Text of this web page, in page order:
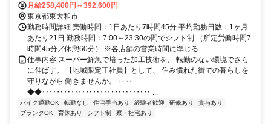
勤OK バイク通勤OK 自転車通勤OK
月給258,400円～392,600円
東京都東大和市
勤務時間詳細 実働時間：1日あたり7時間45分 平均勤務日数：1ヶ月
あたり21日 勤務時間：7:00～23:30の間でシフト制 （所定労働時間7
時間45分／休憩60分） ※各店舗の営業時間に準じる ...
仕事内容 スーパー鮮魚で培った加工技術を、 転勤のない環境でさら
に伸ばす。 【地域限定正社員】として、 住み慣れた街での暮らしを
守りながら 働きませんか。 ‥‥
◆◆‥‥‥‥‥‥‥‥‥‥‥‥‥‥‥ ...
バイク通勤OK 転勤なし 住宅手当あり 経験者歓迎 研修あり
賞与あり
ブランクOK
育休あり シフト制 寮・社宅あり